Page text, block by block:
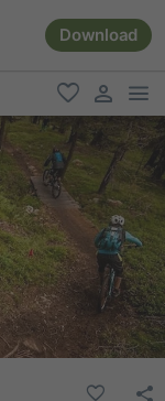
Download
favorite
user link